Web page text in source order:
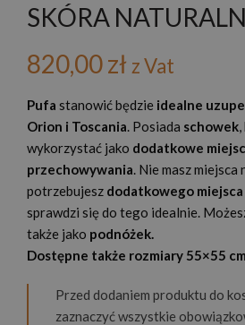
SKÓRA
820,00zł z Vat
Pufa stanowić będzie idealne
Orion i Toscania. Posiada schowek
wykorzystać jako dodatkowe
przechowywania. Nie masz miejsca
potrzebujesz dodatkowego
sprawdzi się do tego idealnie.
także jako podnóżek.
Dostępne także rozmiary 55×55
Przed dodaniem produktu do
zaznaczyć wszystkie